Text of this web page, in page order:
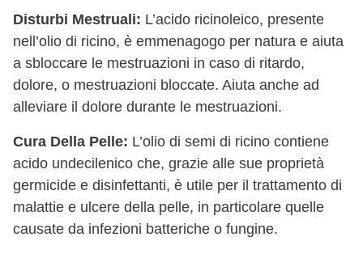
Disturbi Mestruali: L’acido ricinoleico, presente
nell’olio di ricino, è emmenagogo per natura e aiuta
a sbloccare le mestruazioni in caso di ritardo,
dolore, o mestruazioni bloccate. Aiuta anche ad
alleviare il dolore durante le mestruazioni.
Cura Della Pelle: L’olio di semi di ricino contiene
acido undecilenico che, grazie alle sue proprietà
germicide e disinfettanti, è utile per il trattamento di
malattie e ulcere della pelle, in particolare quelle
causate da infezioni batteriche o fungine.